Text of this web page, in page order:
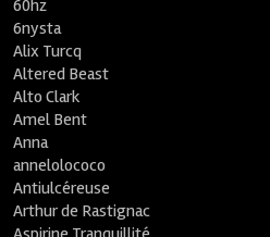
60hz
6nysta
Alix Turcq
Altered Beast
Alto Clark
Amel Bent
Anna
annelolococo
Antiulcéreuse
Arthur de Rastignac